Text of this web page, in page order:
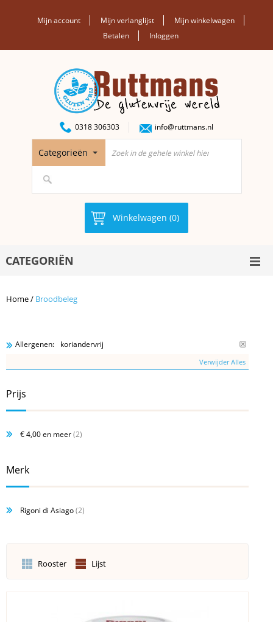
Mijn account Mijn verlanglijst
Mijn winkelwagen
Betalen
Inloggen
0318 306303 info@ruttmans.nl
Categorieën
Winkelwagen (0)
CATEGORIËN
Home/ Broodbeleg
Allergenen: koriandervrij
Verwijder Alles
Prijs
€ 4,00en meer(2)
Merk
Rigoni di Asiago(2)
Rooster Lijst